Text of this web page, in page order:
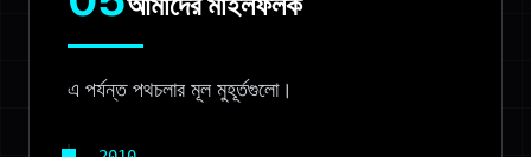
এ পর্যন্ত পথচলার মূল মুহূর্তগুলো।